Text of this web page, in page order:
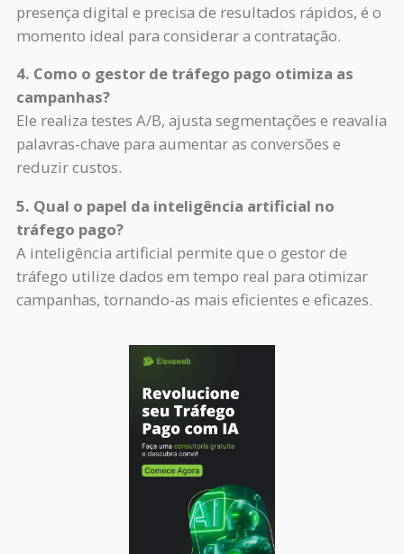
presença digital e precisa de resultados rápidos, é o
momento ideal para considerar a contratação.
4. Como o gestor de tráfego pago otimiza as
campanhas?
Ele realiza testes A/B, ajusta segmentações e reavalia
palavras-chave para aumentar as conversões e
reduzir custos.
5. Qual o papel da inteligência artificial no
tráfego pago?
A inteligência artificial permite que o gestor de
tráfego utilize dados em tempo real para otimizar
campanhas, tornando-as mais eficientes e eficazes.